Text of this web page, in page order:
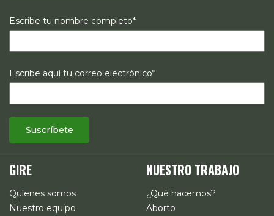
Escribe tu nombre completo*
Escribe aquí tu correo electrónico*
GIRE
Quíenes somos
Nuestro equipo
NUESTRO TRABAJO
¿Qué hacemos?
Aborto